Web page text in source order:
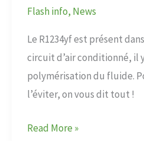
Flash info, News
Le R1234yf est présent
circuit d’air conditionné, il
polymérisation du fluide.
l’éviter, on vous dit tout !
Read More »